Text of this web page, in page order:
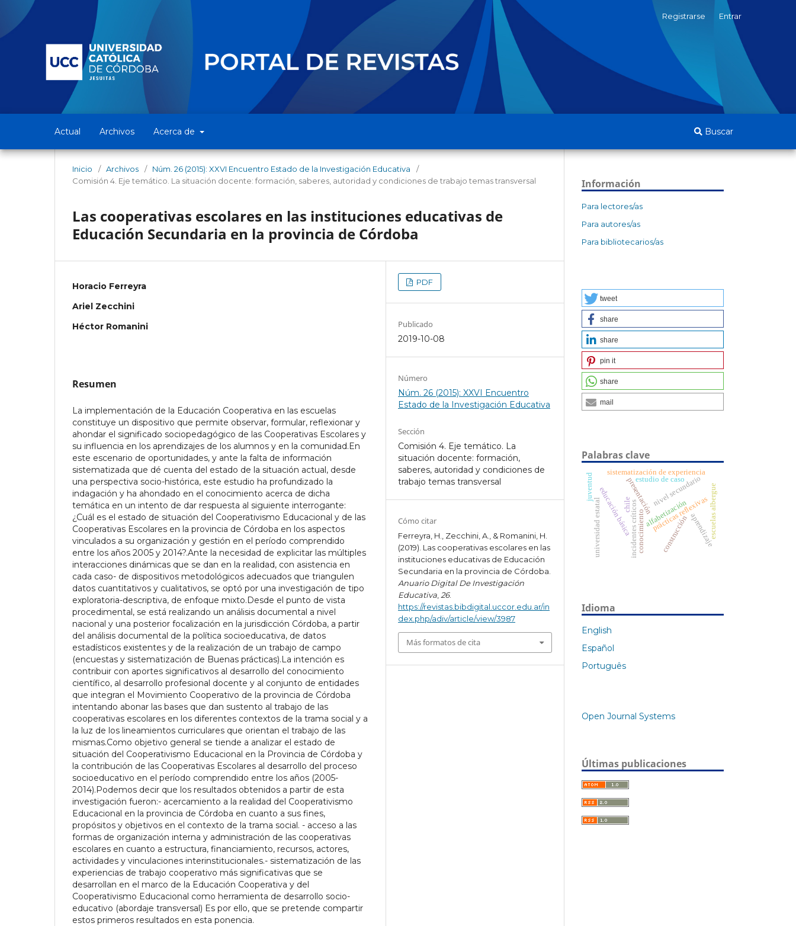
Actual Archivos Acerca de Buscar
Registrarse Entrar
Inicio / Archivos / Núm. 26 (2015): XXVI Encuentro Estado de la Investigación Educativa
/
Comisión 4. Eje temático. La situación docente: formación, saberes, autoridad y condiciones de trabajo temas transversal
Las cooperativas escolares en las instituciones educativas de
Educación Secundaria en la provincia de Córdoba
Horacio Ferreyra
Ariel Zecchini
Héctor Romanini
Resumen
La implementación de la Educación Cooperativa en las escuelas
constituye un dispositivo que permite observar, formular, reflexionar y
ahondar el significado sociopedagógico de las Cooperativas Escolares y
su influencia en los aprendizajes de los alumnos y en la comunidad.En
este escenario de oportunidades, y ante la falta de información
sistematizada que dé cuenta del estado de la situación actual, desde
una perspectiva socio-histórica, este estudio ha profundizado la
indagación y ha ahondado en el conocimiento acerca de dicha
temática en un intento de dar respuesta al siguiente interrogante:
¿Cuál es el estado de situación del Cooperativismo Educacional y de las
Cooperativas Escolares en la provincia de Córdoba en los aspectos
vinculados a su organización y gestión en el período comprendido
entre los años 2005 y 2014?.Ante la necesidad de explicitar las múltiples
interacciones dinámicas que se dan en la realidad, con asistencia en
cada caso- de dispositivos metodológicos adecuados que triangulen
datos cuantitativos y cualitativos, se optó por una investigación de tipo
exploratoria-descriptiva, de enfoque mixto.Desde el punto de vista
procedimental, se está realizando un análisis documental a nivel
nacional y una posterior focalización en la jurisdicción Córdoba, a partir
del análisis documental de la política socioeducativa, de datos
estadísticos existentes y de la realización de un trabajo de campo
(encuestas y sistematización de Buenas prácticas).La intención es
contribuir con aportes significativos al desarrollo del conocimiento
científico, al desarrollo profesional docente y al conjunto de entidades
que integran el Movimiento Cooperativo de la provincia de Córdoba
intentando abonar las bases que dan sustento al trabajo de las
cooperativas escolares en los diferentes contextos de la trama social y a
la luz de los lineamientos curriculares que orientan el trabajo de las
mismas.Como objetivo general se tiende a analizar el estado de
situación del Cooperativismo Educacional en la Provincia de Córdoba y
la contribución de las Cooperativas Escolares al desarrollo del proceso
socioeducativo en el período comprendido entre los años (2005-
2014).Podemos decir que los resultados obtenidos a partir de esta
investigación fueron:- acercamiento a la realidad del Cooperativismo
Educacional en la provincia de Córdoba en cuanto a sus fines,
propósitos y objetivos en el contexto de la trama social. - acceso a las
formas de organización interna y administración de las cooperativas
escolares en cuanto a estructura, financiamiento, recursos, actores,
actividades y vinculaciones interinstitucionales.- sistematización de las
experiencias de trabajo cooperativo más significativas que se
desarrollan en el marco de la Educación Cooperativa y del
Cooperativismo Educacional como herramienta de desarrollo socio-
educativo (abordaje transversal) Es por ello, que se pretende compartir
estos primeros resultados en esta ponencia.
PDF
Publicado
2019-10-08
Número
Núm. 26 (2015): XXVI Encuentro
Estado de la Investigación Educativa
Sección
Comisión 4. Eje temático. La
situación docente: formación,
saberes, autoridad y condiciones de
trabajo temas transversal
Cómo citar
Ferreyra, H., Zecchini, A., & Romanini, H.
(2019). Las cooperativas escolares en las
instituciones educativas de Educación
Secundaria en la provincia de Córdoba.
Anuario Digital De Investigación
Educativa 26.
https://revistas.bibdigital.uccor.edu.ar/in
dex.php/adiv/article/view/3987
Más formatos de cita
Información
Para lectores/as
Para autores/as
Para bibliotecarios/as
tweet
share
share
pin it
share
mail
Palabras clave
presentaciónprácticas reflexivas
incidentes críticos
nivel secundario
educación básica aprendizaje
conocimiento construcción
sistematización de experiencia
estudio de caso
chile
universidad estatal
juventud
alfabetización escuelas albergue
Idioma
English
Español
Português
Open Journal Systems
Últimas publicaciones